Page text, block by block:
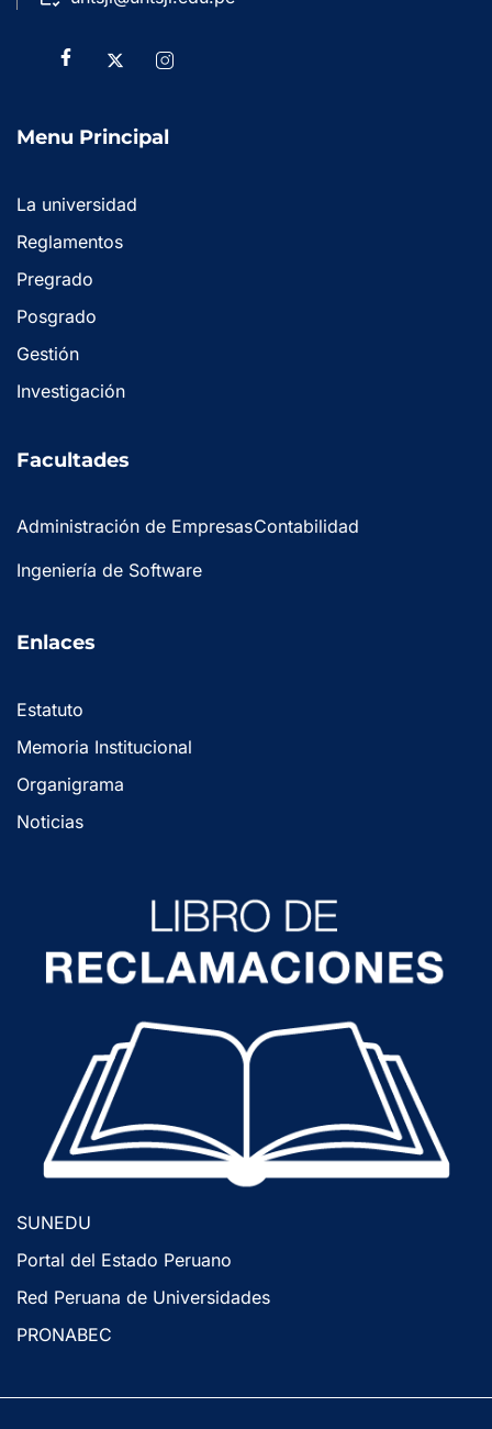
Menu Principal
La universidad
Reglamentos
Pregrado
Posgrado
Gestión
Investigación
Facultades
Administración de EmpresasContabilidad
Ingeniería de Software
Enlaces
Estatuto
Memoria Institucional
Organigrama
Noticias
SUNEDU
Portal del Estado Peruano
Red Peruana de Universidades
PRONABEC